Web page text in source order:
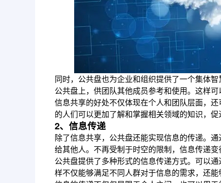
同时，公共盘也为企业和组织提供了一个集体
公共盘上，供团队其他成员参考和使用。这样可
信息共享的好处不仅体现在个人和团队层面，
的人们可以更加了解和掌握相关领域的知识，促
2、信息传递
除了信息共享，公共盘还能实现信息的传递。
给其他人。不再受制于时空的限制，信息传递变
公共盘提供了多种形式的信息传递方式。可以
样不仅能够满足不同人群对于信息的需求，还能